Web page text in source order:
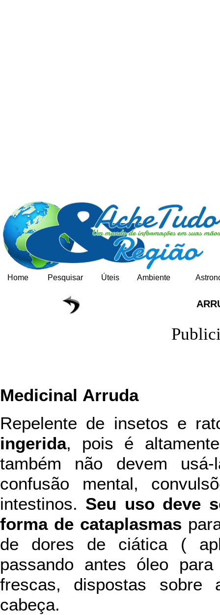
Home Pesquisar Úteis Ambiente
Medicinal Arruda
Repelente de insetos e
ingerida, pois é
também não devem
confusão mental,
intestinos. Seu uso deve
forma de cataplasmas
de dores de ciática (
passando antes óleo
frescas, dispostas
cabeça.